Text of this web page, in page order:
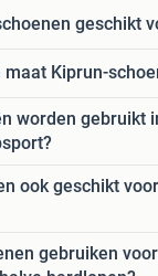
geschikt
maat Kiprun-
worden gebruikt
ook geschikt
gebruiken